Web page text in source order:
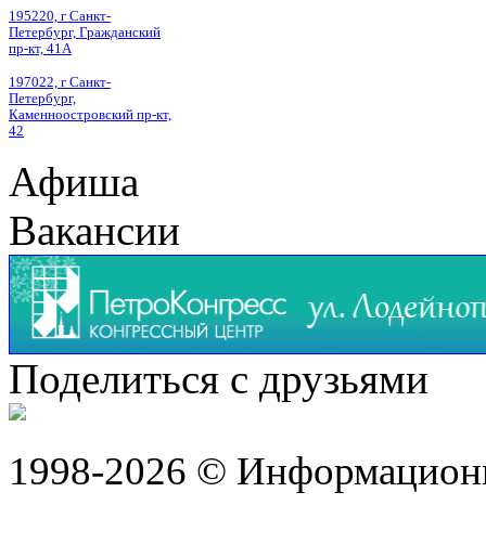
195220, г Санкт-
Петербург, Гражданский
пр-кт, 41А
197022, г Санкт-
Петербург,
Каменноостровский пр-кт,
42
Афиша
Вакансии
Поделиться с друзьями
1998-2026 ©